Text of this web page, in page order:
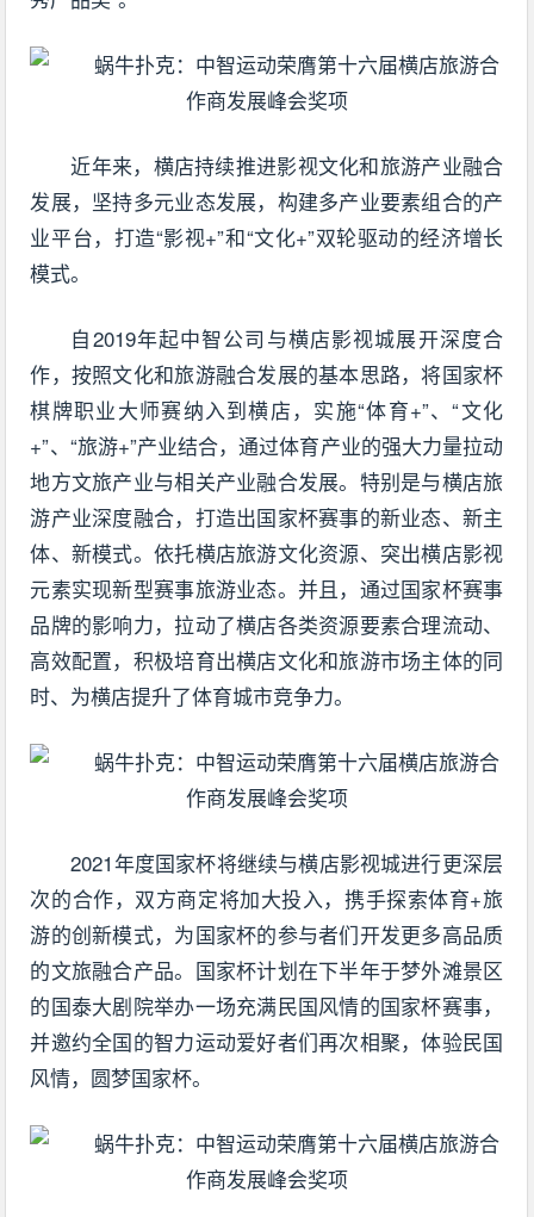
近年来，横店持续推进影视文化和旅游产业融合
发展，坚持多元业态发展，构建多产业要素组合的产
业平台，打造“影视+”和“文化+”双轮驱动的经济增长
模式。
自2019年起中智公司与横店影视城展开深度合
作，按照文化和旅游融合发展的基本思路，将国家杯
棋牌职业大师赛纳入到横店，实施“体育+”、“文化
+”、“旅游+”产业结合，通过体育产业的强大力量拉动
地方文旅产业与相关产业融合发展。特别是与横店旅
游产业深度融合，打造出国家杯赛事的新业态、新主
体、新模式。依托横店旅游文化资源、突出横店影视
元素实现新型赛事旅游业态。并且，通过国家杯赛事
品牌的影响力，拉动了横店各类资源要素合理流动、
高效配置，积极培育出横店文化和旅游市场主体的同
时、为横店提升了体育城市竞争力。
2021年度国家杯将继续与横店影视城进行更深层
次的合作，双方商定将加大投入，携手探索体育+旅
游的创新模式，为国家杯的参与者们开发更多高品质
的文旅融合产品。国家杯计划在下半年于梦外滩景区
的国泰大剧院举办一场充满民国风情的国家杯赛事，
并邀约全国的智力运动爱好者们再次相聚，体验民国
风情，圆梦国家杯。